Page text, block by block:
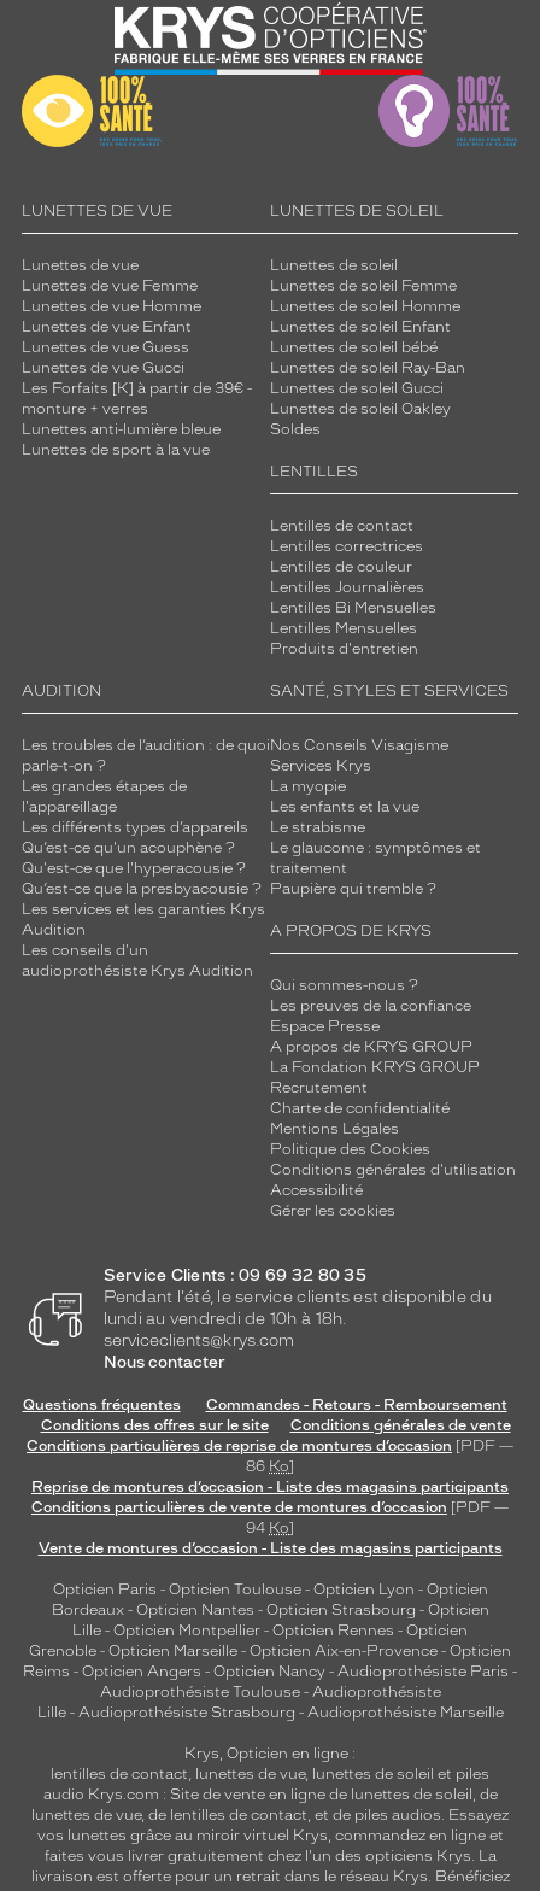
LUNETTES DE VUE
Lunettes de vue
Lunettes de vue Femme
Lunettes de vue Homme
Lunettes de vue Enfant
Lunettes de vue Guess
Lunettes de vue Gucci
Les Forfaits [K] à partir de 39€ -
monture + verres
Lunettes anti-lumière bleue
Lunettes de sport à la vue
LUNETTES DE SOLEIL
Lunettes de soleil
Lunettes de soleil Femme
Lunettes de soleil Homme
Lunettes de soleil Enfant
Lunettes de soleil bébé
Lunettes de soleil Ray-Ban
Lunettes de soleil Gucci
Lunettes de soleil Oakley
Soldes
LENTILLES
Lentilles de contact
Lentilles correctrices
Lentilles de couleur
Lentilles Journalières
Lentilles Bi Mensuelles
Lentilles Mensuelles
Produits d'entretien
AUDITION
Les troubles de l’audition : de quoi
parle-t-on ?
Les grandes étapes de
l'appareillage
Les différents types d’appareils
Qu’est-ce qu'un acouphène ?
Qu'est-ce que l'hyperacousie ?
Qu’est-ce que la presbyacousie ?
Les services et les garanties Krys
Audition
Les conseils d'un
audioprothésiste Krys Audition
SANTÉ, STYLES ET SERVICES
Nos Conseils Visagisme
Services Krys
La myopie
Les enfants et la vue
Le strabisme
Le glaucome : symptômes et
traitement
Paupière qui tremble ?
A PROPOS DE KRYS
Qui sommes-nous ?
Les preuves de la confiance
Espace Presse
A propos de KRYS GROUP
La Fondation KRYS GROUP
Recrutement
Charte de confidentialité
Mentions Légales
Politique des Cookies
Conditions générales d'utilisation
Accessibilité
Gérer les cookies
Service Clients : 09 69 32 80 35
Pendant l'été, le service clients est disponible du
lundi au vendredi de 10h à 18h.
serviceclients@krys.com
Nous contacter
Questions fréquentes
Commandes - Retours - Remboursement
Conditions des offres sur le site
Conditions générales de vente
Conditions particulières de reprise de montures d’occasion [PDF —
86 Ko]
Reprise de montures d’occasion - Liste des magasins participants
Conditions particulières de vente de montures d’occasion [PDF —
94 Ko]
Vente de montures d’occasion - Liste des magasins participants
Opticien Paris - Opticien Toulouse- Opticien Lyon - Opticien
Bordeaux- Opticien Nantes - Opticien Strasbourg - Opticien
Lille - Opticien Montpellier - Opticien Rennes - Opticien
Grenoble - Opticien Marseille - Opticien Aix-en-Provence - Opticien
Reims - Opticien Angers - Opticien Nancy - Audioprothésiste Paris -
Audioprothésiste Toulouse- Audioprothésiste
Lille- Audioprothésiste Strasbourg - Audioprothésiste Marseille
Krys, Opticien en ligne :
lentilles de contact, lunettes de vue, lunettes de soleil et piles
audio Krys.com : Site de vente en ligne de lunettes de soleil, de
lunettes de vue, de lentilles de contact, et de piles audios. Essayez
vos lunettes grâce au miroir virtuel Krys, commandez en ligne et
faites vous livrer gratuitement chez l'un des opticiens Krys. La
livraison est offerte pour un retrait dans le réseau Krys. Bénéficiez